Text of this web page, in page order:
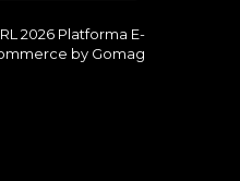
2026 Platforma E-
by Gomag